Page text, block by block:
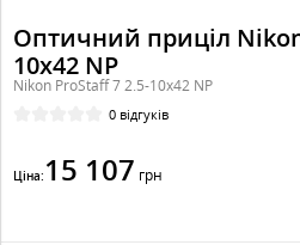
Оптичний приціл
10x42 NP
Nikon ProStaff 7 2.5-10x42 NP
0 відгуків
Ціна: 15 107 грн